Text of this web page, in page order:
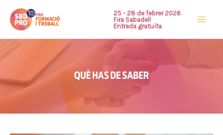
contenido
25 - 28 de febrer 2026
Fira Sabadell
Entrada gratuïta